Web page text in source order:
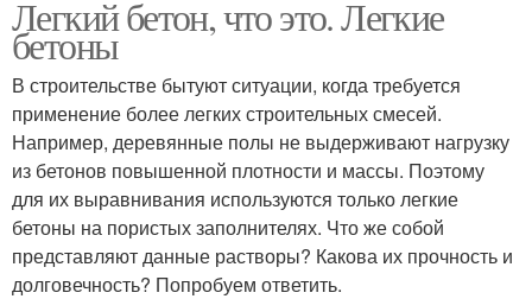
Легкий бетон, что это. Легкие
бетоны
В строительстве бытуют ситуации, когда требуется
применение более легких строительных смесей.
Например, деревянные полы не выдерживают нагрузку
из бетонов повышенной плотности и массы. Поэтому
для их выравнивания используются только легкие
бетоны на пористых заполнителях. Что же собой
представляют данные растворы? Какова их прочность и
долговечность? Попробуем ответить.